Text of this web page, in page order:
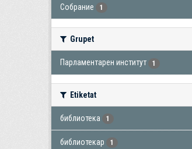
Собрание 1
Grupet
Парламентарен институт 1
Etiketat
библиотека 1
библиотекар 1